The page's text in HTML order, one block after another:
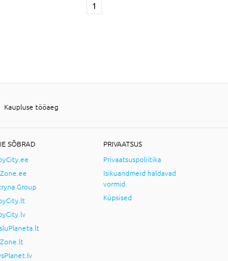
1
Kaupluse tööaeg
SÕBRAD
Group
PRIVAATSUS
Privaatsuspoliitika
Isikuandmeid haldavad
vormid
Küpsised